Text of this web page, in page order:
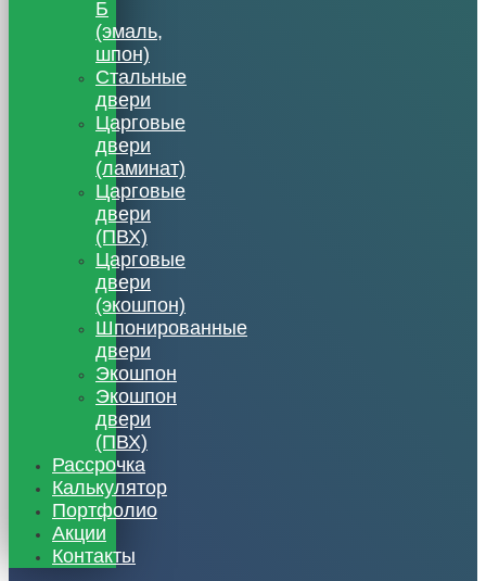
Б
(эмаль,
шпон)
Стальные
двери
Царговые
двери
(ламинат)
Царговые
двери
(ПВХ)
Царговые
двери
(экошпон)
Шпонированные
двери
Экошпон
Экошпон
двери
(ПВХ)
Рассрочка
Калькулятор
Портфолио
Акции
Контакты